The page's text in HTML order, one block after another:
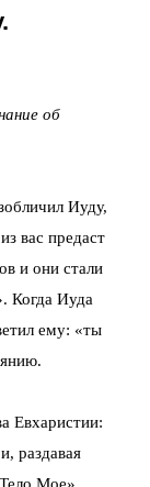
об
Иуду,
вас предаст
и они стали
Когда Иуда
ему: «ты
Евхаристии:
раздавая